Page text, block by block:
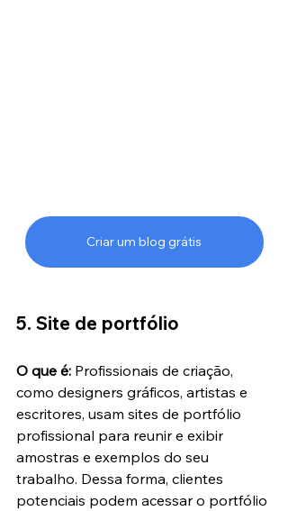
Criar um blog grátis
5. Site de portfólio
O que é: Profissionais de criação,
como designers gráficos, artistas e
escritores, usam sites de portfólio
profissional para reunir e exibir
amostras e exemplos do seu
trabalho. Dessa forma, clientes
potenciais podem acessar o portfólio